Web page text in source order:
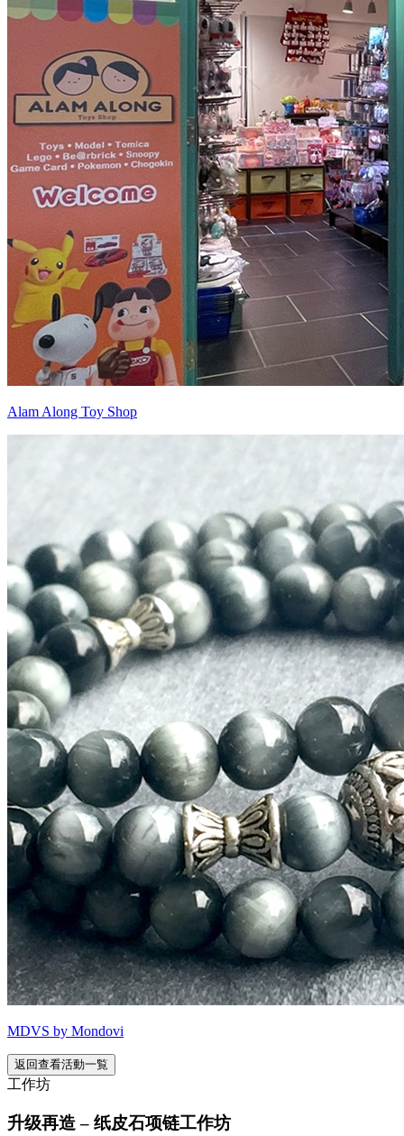
Alam Along Toy Shop
MDVS by Mondovi
返回查看活動一覧
工作坊
升级再造 – 纸皮石项链工作坊